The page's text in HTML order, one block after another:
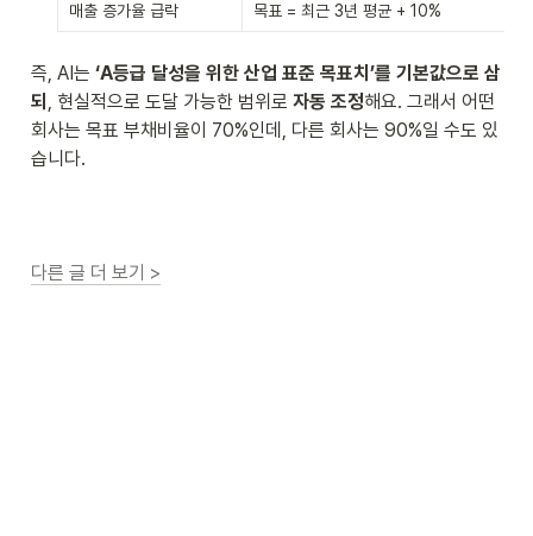
매출 증가율 급락 목표 = 최근 3년 평균 + 10%
즉, AI는 ‘A등급 달성을 위한 산업 표준 목표치’를 기본값으로 삼
되 , 현실적으로 도달 가능한 범위로 자동 조정해요. 그래서 어떤
회사는 목표 부채비율이 70%인데, 다른 회사는 90%일 수도 있
습니다.
다른 글 더 보기 >